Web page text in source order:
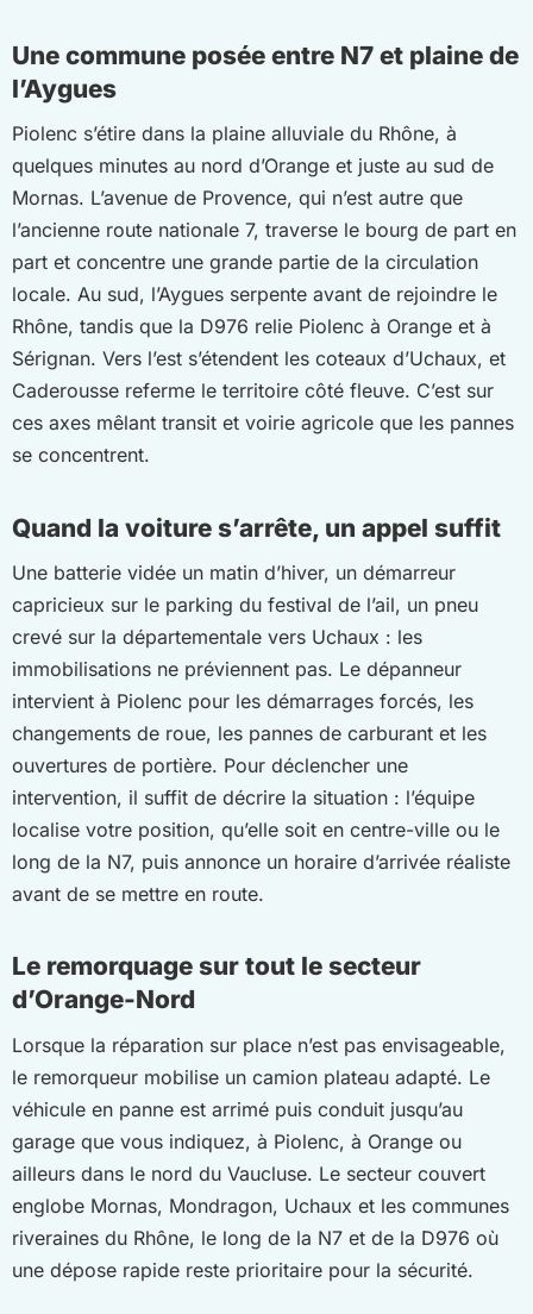
Une commune posée entre N7 et plaine de
l’Aygues
Piolenc s’étire dans la plaine alluviale du Rhône, à
quelques minutes au nord d’Orange et juste au sud de
Mornas. L’avenue de Provence, qui n’est autre que
l’ancienne route nationale 7, traverse le bourg de part en
part et concentre une grande partie de la circulation
locale. Au sud, l’Aygues serpente avant de rejoindre le
Rhône, tandis que la D976 relie Piolenc à Orange et à
Sérignan. Vers l’est s’étendent les coteaux d’Uchaux, et
Caderousse referme le territoire côté fleuve. C’est sur
ces axes mêlant transit et voirie agricole que les pannes
se concentrent.
Quand la voiture s’arrête, un appel suffit
Une batterie vidée un matin d’hiver, un démarreur
capricieux sur le parking du festival de l’ail, un pneu
crevé sur la départementale vers Uchaux : les
immobilisations ne préviennent pas. Le dépanneur
intervient à Piolenc pour les démarrages forcés, les
changements de roue, les pannes de carburant et les
ouvertures de portière. Pour déclencher une
intervention, il suffit de décrire la situation : l’équipe
localise votre position, qu’elle soit en centre-ville ou le
long de la N7, puis annonce un horaire d’arrivée réaliste
avant de se mettre en route.
Le remorquage sur tout le secteur
d’Orange-Nord
Lorsque la réparation sur place n’est pas envisageable,
le remorqueur mobilise un camion plateau adapté. Le
véhicule en panne est arrimé puis conduit jusqu’au
garage que vous indiquez, à Piolenc, à Orange ou
ailleurs dans le nord du Vaucluse. Le secteur couvert
englobe Mornas, Mondragon, Uchaux et les communes
riveraines du Rhône, le long de la N7 et de la D976 où
une dépose rapide reste prioritaire pour la sécurité.